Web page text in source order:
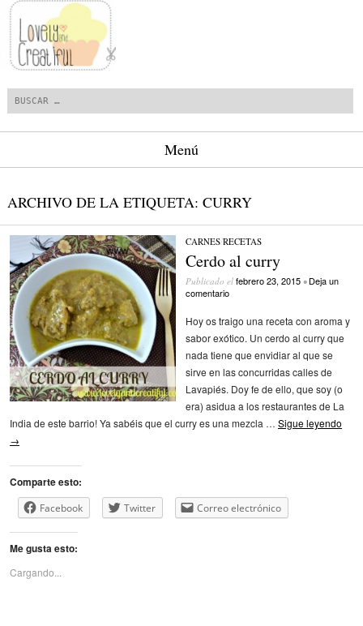
Menú
ARCHIVO DE LA ETIQUETA: CURRY
CARNES/RECETAS
Cerdo al curry
Publicado el febrero 23, 2015 • Deja un
comentario
Hoy os traigo una receta con aroma y
sabor exótico. Un cerdo al curry que
nada tiene que envidiar al que se
sirve en las concurridas calles de
Lavapiés. Doy fe de ello, que soy (o
era) asidua a los restaurantes de La
India de este barrio! Ya sabéis que el curry es una mezcla … Sigue leyendo
→
Comparte esto:
Facebook Twitter Correo electrónico
Me gusta esto:
Cargando...